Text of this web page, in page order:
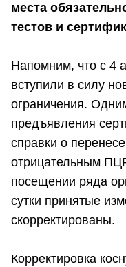
места
тестов и
Напомним, что с 4
вступили в силу
ограничения.
предъявления
справки о
отрицательным
посещении ряда
сутки принятые
скорректированы.
Корректировка